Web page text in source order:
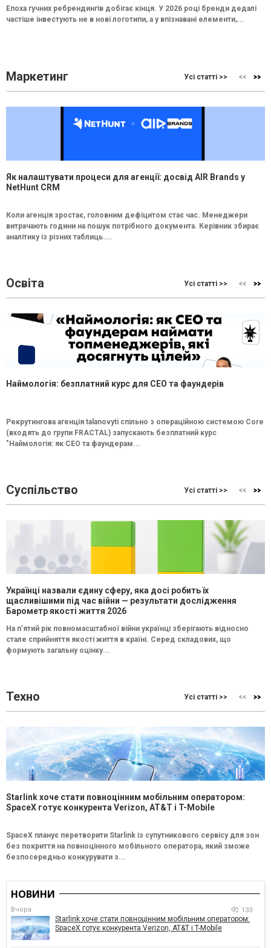
Епоха гучних ребрендингів добігає кінця. У 2026 році бренди дедалі
частіше інвестують не в нові логотипи, а у впізнавані елементи,...
Маркетинг Усі статті >>
Як налаштувати процеси для агенції: досвід AIR Brands у
NetHunt CRM
Коли агенція зростає, головним дефіцитом стає час. Менеджери
витрачають години на пошук потрібного документа. Керівник збирає
аналітику із різних таблиць....
Освіта Усі статті >>
Наймологія: безплатний курс для CEO та фаундерів
Рекрутингова агенція talanovyti спільно з операційною системою Core
(входять до групи FRACTAL) запускають безплатний курс
"Наймологія: як СEO та фаундерам...
Суспільство Усі статті >>
Українці назвали єдину сферу, яка досі робить їх
щасливішими під час війни — результати дослідження
Барометр якості життя 2026
На п’ятий рік повномасштабної війни українці зберігають відносно
стале сприйняття якості життя в країні. Серед складових, що
формують загальну оцінку...
Техно Усі статті >>
Starlink хоче стати повноцінним мобільним оператором:
SpaceX готує конкурента Verizon, AT&T і T-Mobile
SpaceX планує перетворити Starlink із супутникового сервісу для зон
без покриття на повноцінного мобільного оператора, який зможе
безпосередньо конкурувати з...
НОВИНИ
Вчора 133
Starlink хоче стати повноцінним мобільним оператором:
SpaceX готує конкурента Verizon, AT&T і T-Mobile